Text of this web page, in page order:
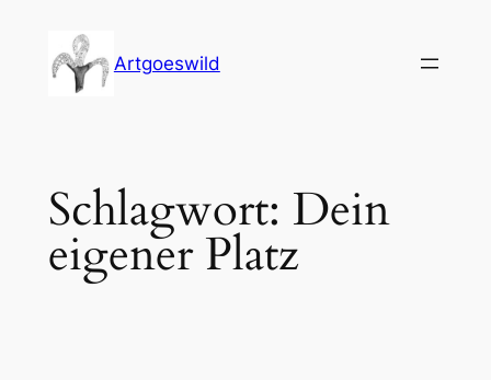
springen
Artgoeswild
Schlagwort: Dein
eigener Platz